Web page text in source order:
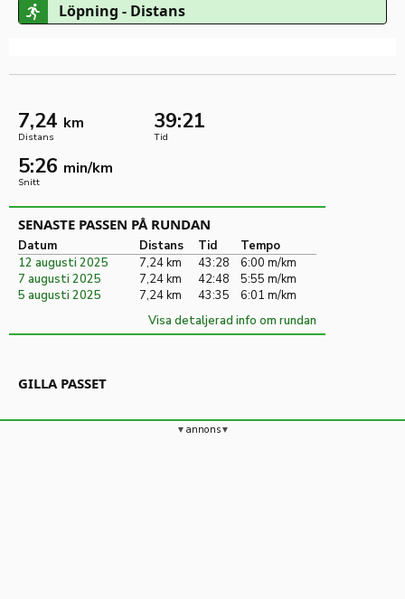
Löpning - Distans
7,24 km
Distans
39:21
Tid
5:26 min/km
Snitt
SENASTE PASSEN PÅ RUNDAN
Datum Distans Tid
Tempo
12 augusti 2025
7,24 km 43:28
6:00 m/km
7 augusti 2025
7,24 km 42:48
5:55 m/km
5 augusti 2025
7,24 km 43:35
6:01 m/km
Visa detaljerad info om rundan
GILLA PASSET
annons